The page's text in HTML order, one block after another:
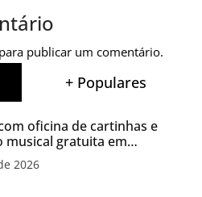
para publicar um comentário.
+ Populares
oficina de cartinhas e
musical gratuita em
2026